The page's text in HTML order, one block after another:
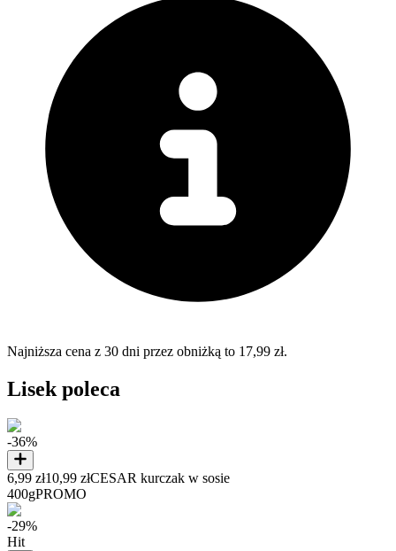
Najniższa cena z 30 dni przez obniżką to 17,99 zł.
Lisek poleca
-36%
6,99 zł10,99 złCESAR kurczak w sosie
400gPROMO
-29%
Hit